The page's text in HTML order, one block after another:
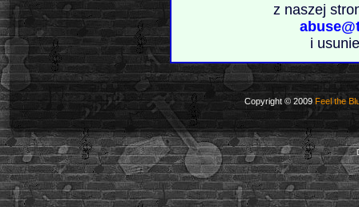
z naszej
i
Copyright © 2009 Feel the